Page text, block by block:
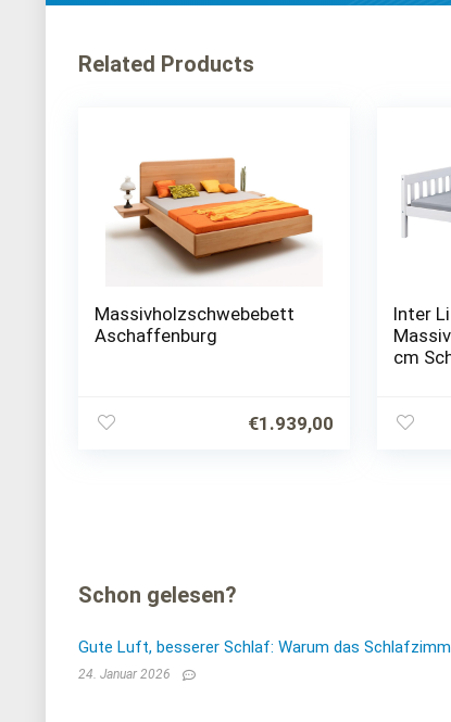
Related Products
Massivholzschwebebett
Aschaffenburg
€1.939,00
Inter
cm
Schon gelesen?
Gute Luft, besserer Schlaf: Warum das
24. Januar 2026